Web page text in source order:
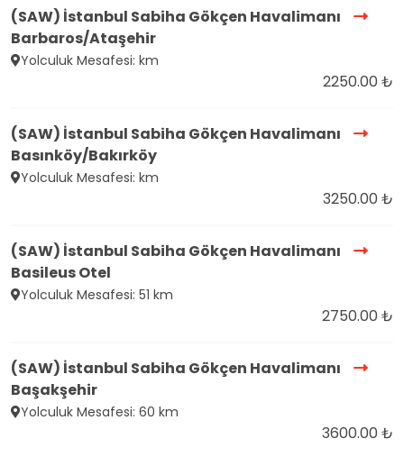
(SAW) İstanbul Sabiha Gökçen Havalimanı
Barbaros/Ataşehir
Yolculuk Mesafesi: km
2250.00 ₺
(SAW) İstanbul Sabiha Gökçen Havalimanı
Basınköy/Bakırköy
Yolculuk Mesafesi: km
3250.00 ₺
(SAW) İstanbul Sabiha Gökçen Havalimanı
Basileus Otel
Yolculuk Mesafesi: 51 km
2750.00 ₺
(SAW) İstanbul Sabiha Gökçen Havalimanı
Başakşehir
Yolculuk Mesafesi: 60 km
3600.00 ₺